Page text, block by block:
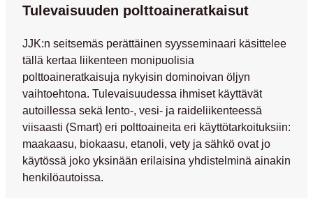
Tulevaisuuden polttoaineratkaisut
JJK:n seitsemäs perättäinen syysseminaari käsittelee
tällä kertaa liikenteen monipuolisia
polttoaineratkaisuja nykyisin dominoivan öljyn
vaihtoehtona. Tulevaisuudessa ihmiset käyttävät
autoillessa sekä lento-, vesi- ja raideliikenteessä
viisaasti (Smart) eri polttoaineita eri käyttötarkoituksiin:
maakaasu, biokaasu, etanoli, vety ja sähkö ovat jo
käytössä joko yksinään erilaisina yhdistelminä ainakin
henkilöautoissa.